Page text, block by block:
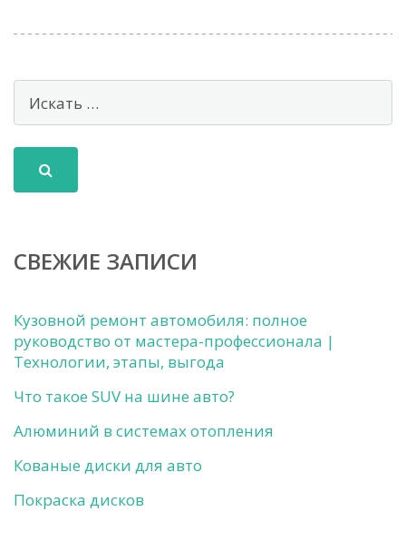
СВЕЖИЕ ЗАПИСИ
Кузовной ремонт автомобиля: полное
руководство от мастера-профессионала |
Технологии, этапы, выгода
Что такое SUV на шине авто?
Алюминий в системах отопления
Кованые диски для авто
Покраска дисков